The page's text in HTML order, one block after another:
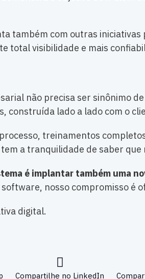
também com outras
total visibilidade e mais
não precisa ser sinônimo
construída lado a lado com o
treinamentos
a tranquilidade de saber
é implantar também uma
nosso compromisso é
digital.
Compartilhe no LinkedIn